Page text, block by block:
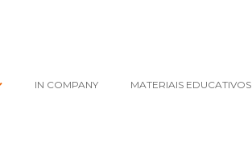
IN COMPANY MATERIAIS EDUCATIVOS